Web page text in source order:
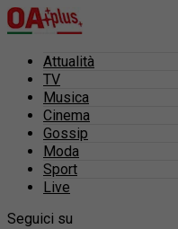
Attualità
TV
Musica
Cinema
Gossip
Moda
Sport
Live
Seguici su